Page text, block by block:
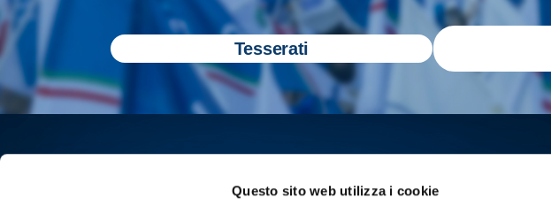
Questo sito web utilizza i cookie
Tesserati